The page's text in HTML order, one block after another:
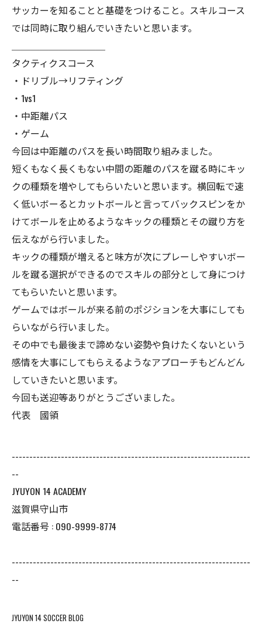
サッカーを知ることと基礎をつけること。スキルコース
では同時に取り組んでいきたいと思います。
タクティクスコース
・ドリブル→リフティング
・1vs1
・中距離パス
・ゲーム
今回は中距離のパスを長い時間取り組みました。
短くもなく長くもない中間の距離のパスを蹴る時にキッ
クの種類を増やしてもらいたいと思います。横回転で速
く低いボーるとカットボールと言ってバックスピンをか
けてボールを止めるようなキックの種類とその蹴り方を
伝えながら行いました。
キックの種類が増えると味方が次にプレーしやすいボー
ルを蹴る選択ができるのでスキルの部分として身につけ
てもらいたいと思います。
ゲームではボールが来る前のポジションを大事にしても
らいながら行いました。
その中でも最後まで諦めない姿勢や負けたくないという
感情を大事にしてもらえるようなアプローチもどんどん
していきたいと思います。
今回も送迎等ありがとうございました。
代表 國領
--------------------------------------------------------------------
--
JYUYON 14 ACADEMY
滋賀県守山市
電話番号 : 090-9999-8774
--------------------------------------------------------------------
--
JYUYON 14 SOCCER BLOG